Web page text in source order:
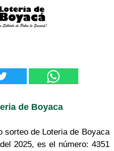
de Boyaca
sorteo de Loteria de Boyaca
2025, es el número: 4351